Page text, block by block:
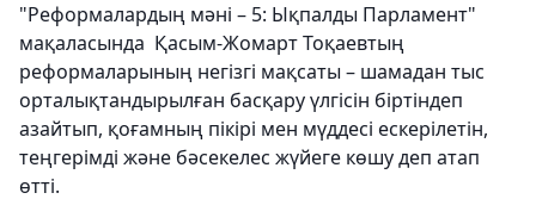
"Реформалардың мәні – 5: Ықпалды Парламент"
мақаласында Қасым-Жомарт Тоқаевтың
реформаларының негізгі мақсаты – шамадан тыс
орталықтандырылған басқару үлгісін біртіндеп
азайтып, қоғамның пікірі мен мүддесі ескерілетін,
теңгерімді және бәсекелес жүйеге көшу деп атап
өтті.